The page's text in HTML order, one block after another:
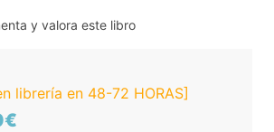
y valora este libro
librería en 48-72 HORAS]